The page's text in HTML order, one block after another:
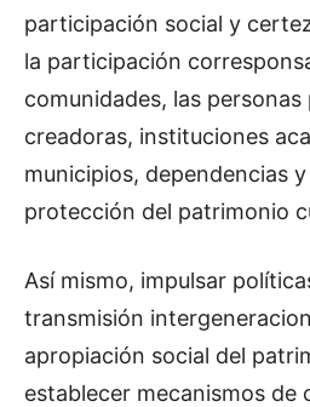
participación social y
la participación
comunidades, las
creadoras, instituciones
municipios, dependencias
protección del patrimonio
Así mismo, impulsar
transmisión
apropiación social del
establecer mecanismos de